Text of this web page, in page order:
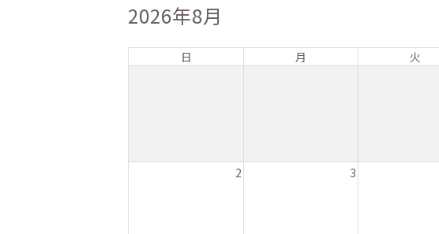
2026年8月
日 月 火
2 3